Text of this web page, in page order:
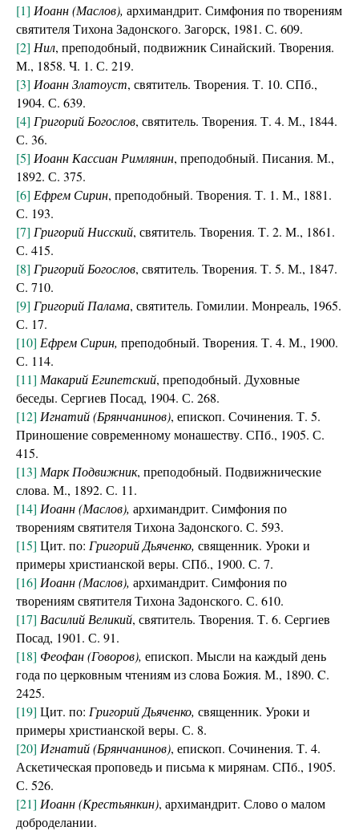
[1] Иоанн (Маслов), архимандрит. Симфония по творениям
святителя Тихона Задонского. Загорск, 1981. С. 609.
[2] Нил, преподобный, подвижник Синайский. Творения.
М., 1858. Ч. 1. С. 219.
[3] Иоанн Златоуст, святитель. Творения. Т. 10. СПб.,
1904. С. 639.
[4] Григорий Богослов, святитель. Творения. Т. 4. М., 1844.
С. 36.
[5] Иоанн Кассиан Римлянин, преподобный. Писания. М.,
1892. С. 375.
[6] Ефрем Сирин, преподобный. Творения. Т. 1. М., 1881.
С. 193.
[7] Григорий Нисский, святитель. Творения. Т. 2. М., 1861.
С. 415.
[8] Григорий Богослов, святитель. Творения. Т. 5. М., 1847.
С. 710.
[9] Григорий Палама, святитель. Гомилии. Монреаль, 1965.
С. 17.
[10] Ефрем Сирин, преподобный. Творения. Т. 4. М., 1900.
С. 114.
[11] Макарий Египетский, преподобный. Духовные
беседы. Сергиев Посад, 1904. С. 268.
[12] Игнатий (Брянчанинов), епископ. Сочинения. Т. 5.
Приношение современному монашеству. СПб., 1905. С.
415.
[13] Марк Подвижник, преподобный. Подвижнические
слова. М., 1892. С. 11.
[14] Иоанн (Маслов), архимандрит. Симфония по
творениям святителя Тихона Задонского. С. 593.
[15] Цит. по: Григорий Дьяченко, священник. Уроки и
примеры христианской веры. СПб., 1900. С. 7.
[16] Иоанн (Маслов), архимандрит. Симфония по
творениям святителя Тихона Задонского. С. 610.
[17] Василий Великий, святитель. Творения. Т. 6. Сергиев
Посад, 1901. С. 91.
[18] Феофан (Говоров), епископ. Мысли на каждый день
года по церковным чтениям из слова Божия. М., 1890. C.
2425.
[19] Цит. по: Григорий Дьяченко, священник. Уроки и
примеры христианской веры. С. 8.
[20] Игнатий (Брянчанинов), епископ. Сочинения. Т. 4.
Аскетическая проповедь и письма к мирянам. СПб., 1905.
С. 526.
[21] Иоанн (Крестьянкин), архимандрит. Слово о малом
доброделании.